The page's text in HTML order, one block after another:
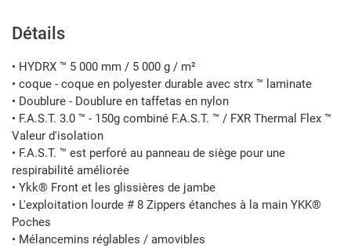
produit
votre
panier
Détails
• HYDRX ™ 5 000 mm / 5 000 g / m²
• coque - coque en polyester durable avec strx ™ laminate
• Doublure - Doublure en taffetas en nylon
• F.A.S.T. 3.0 ™ - 150g combiné F.A.S.T. ™ / FXR Thermal Flex ™
Valeur d'isolation
• F.A.S.T. ™ est perforé au panneau de siège pour une
respirabilité améliorée
• Ykk® Front et les glissières de jambe
• L'exploitation lourde # 8 Zippers étanches à la main YKK®
Poches
• Mélancemins réglables / amovibles